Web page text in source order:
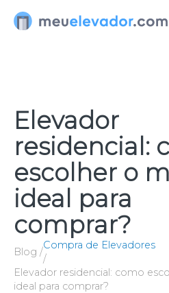
para
Elevador
residencial:
escolher o
ideal para
comprar?
Blog /
Compra de Elevadores
/
Elevador residencial: como
ideal para comprar?